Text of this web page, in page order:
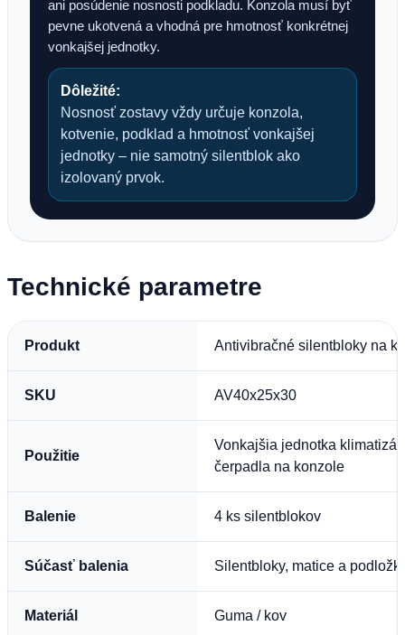
ani posúdenie nosnosti podkladu. Konzola musí byť
pevne ukotvená a vhodná pre hmotnosť konkrétnej
vonkajšej jednotky.
Dôležité:
Nosnosť zostavy vždy určuje konzola,
kotvenie, podklad a hmotnosť vonkajšej
jednotky – nie samotný silentblok ako
izolovaný prvok.
Technické parametre
Produkt Antivibračné silentbloky na
SKU AV40x25x30
Použitie
Vonkajšia jednotka
čerpadla na konzole
Balenie 4 ks silentblokov
Súčasť balenia Silentbloky, matice a
Materiál Guma / kov